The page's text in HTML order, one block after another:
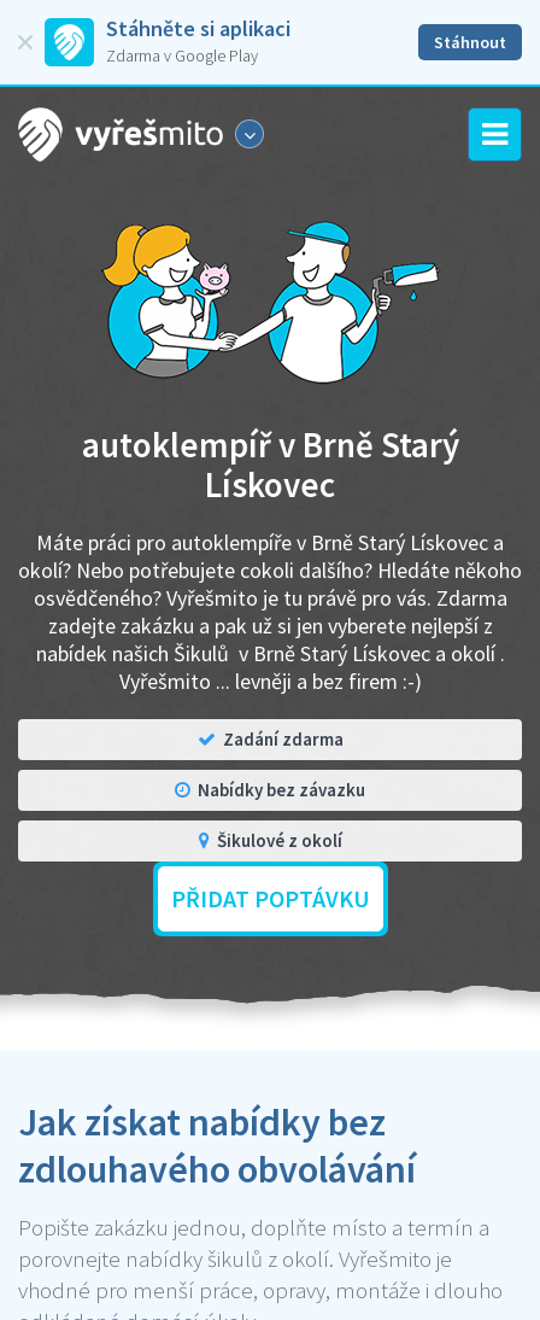
Stáhněte si aplikaci
Zdarma v Google Play
Stáhnout
autoklempíř v Brně Starý
Lískovec
Máte práci pro autoklempíře v Brně Starý Lískovec a
okolí? Nebo potřebujete cokoli dalšího? Hledáte někoho
osvědčeného? Vyřešmito je tu právě pro vás. Zdarma
zadejte zakázku a pak už si jen vyberete nejlepší z
nabídek našich Šikulů v Brně Starý Lískovec a okolí .
Vyřešmito ... levněji a bez firem :-)
Zadání zdarma
Nabídky bez závazku
Šikulové z okolí
PŘIDAT POPTÁVKU
Jak získat nabídky bez
zdlouhavého obvolávání
Popište zakázku jednou, doplňte místo a termín a
porovnejte nabídky šikulů z okolí. Vyřešmito je
vhodné pro menší práce, opravy, montáže i dlouho